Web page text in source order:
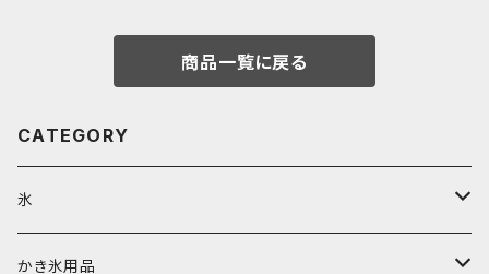
商品一覧に戻る
CATEGORY
氷
富士天然水の氷
かき氷用品